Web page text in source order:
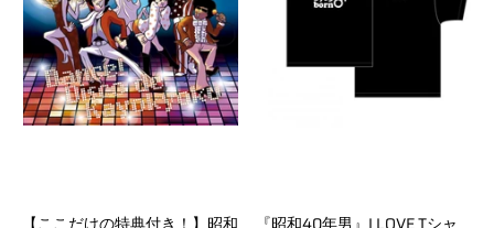
【ここだけの特典付き！】昭和 『昭和40年男』I LOVE Tシャ